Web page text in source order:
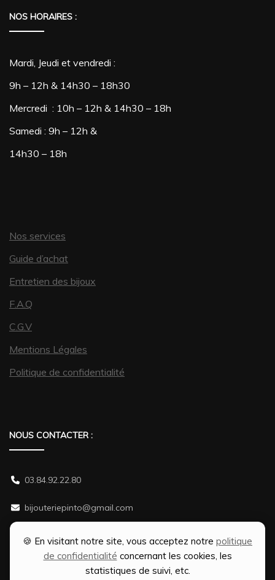
🍪 En visitant notre site, vous acceptez notre politique
de confidentialité concernant les cookies, les
statistiques de suivi, etc.
NOS HORAIRES :
Mardi, Jeudi et vendredi :
9h – 12h & 14h30 – 18h30
Mercredi : 10h – 12h & 14h30 – 18h
Samedi : 9h – 12h &
14h30 – 18h
Nos services
Guide d’achat
Entretien des bijoux
F.A.Q
C.G.V
Mentions Légales
Politique de confidentialité
NOUS CONTACTER :
03.84.92.22.80
bijouteriepinto@gmail.com
38 rue Gambetta 70500 JUSSEY